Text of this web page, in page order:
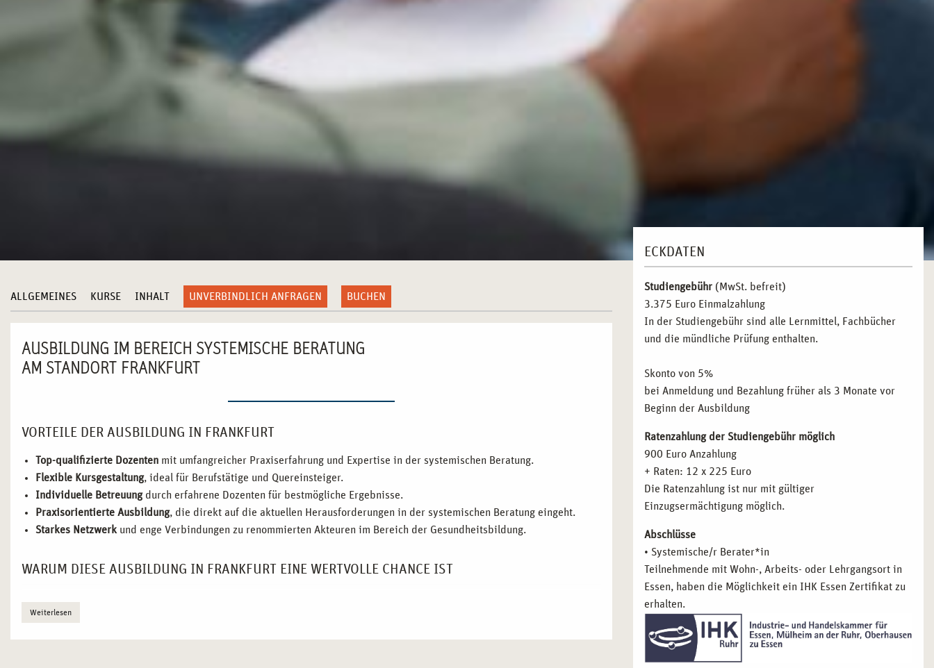
ALLGEMEINES KURSE INHALT UNVERBINDLICH ANFRAGEN BUCHEN
AUSBILDUNG IM BEREICH SYSTEMISCHE BERATUNG
AM STANDORT FRANKFURT
VORTEILE DER AUSBILDUNG IN FRANKFURT
Top-qualifizierte Dozenten mit umfangreicher Praxiserfahrung und Expertise in der systemischen Beratung.
Flexible Kursgestaltung, ideal für Berufstätige und Quereinsteiger.
Individuelle Betreuungdurch erfahrene Dozenten für bestmögliche Ergebnisse.
Praxisorientierte Ausbildung, die direkt auf die aktuellen Herausforderungen in der systemischen Beratung eingeht.
Starkes Netzwerk und enge Verbindungen zu renommierten Akteuren im Bereich der Gesundheitsbildung.
WARUM DIESE AUSBILDUNG IN FRANKFURT EINE WERTVOLLE CHANCE IST
individuellen Betreuung reichen. Wir bieten Ihnen eine Ausbildung, die Sie gezielt auf Ihre berufliche Zukunft vorbereitet.
Weiterlesen
ECKDATEN
Studiengebühr (MwSt. befreit)
3.375 Euro Einmalzahlung
In der Studiengebühr sind alle Lernmittel, Fachbücher
und die mündliche Prüfung enthalten.
Skonto von 5%
bei Anmeldung und Bezahlung früher als 3 Monate vor
Beginn der Ausbildung
Ratenzahlung der Studiengebühr möglich
900 Euro Anzahlung
+ Raten: 12 x 225 Euro
Die Ratenzahlung ist nur mit gültiger
Einzugsermächtigung möglich.
Abschlüsse
• Systemische/r Berater*in
Teilnehmende mit Wohn-, Arbeits- oder Lehrgangsort in
Essen, haben die Möglichkeit ein IHK Essen Zertifikat zu
erhalten.